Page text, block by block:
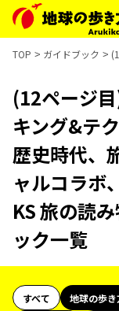
TOP ガイドブック
(12ページ
キング&テ
歴史時代、
ャルコラボ
KS 旅の読
ック一覧
すべて 地球の歩